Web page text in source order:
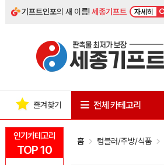
기프트인포의 새 이름!세종기프트 자세히
인기카테고리
TOP 10
즐겨찾기 전체 카테고리
홈 텀블러/주방/식품